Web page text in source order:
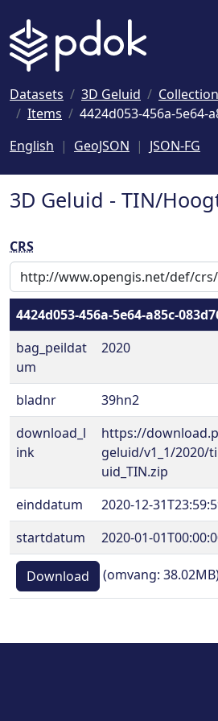
Datasets 3D Geluid
Items
4424d053-456a-5e64-
English
GeoJSON JSON-FG
3D Geluid - TIN/
CRS
4424d053-456a-5e64-a85c-
bag_peildat
um
2020
bladnr
39hn2
download_l
ink
https://
geluid/v1_1/2020/
uid_TIN.zip
einddatum
2020-12-
startdatum
2020-01-
Download (omvang: